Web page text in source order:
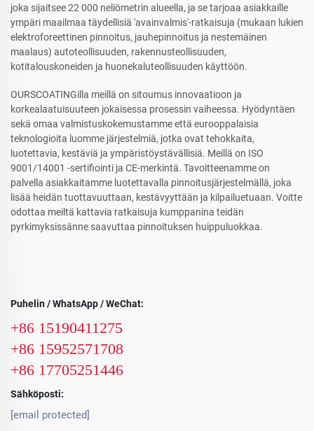
joka sijaitsee 22 000 neliömetrin alueella, ja se tarjoaa asiakkaille
ympäri maailmaa täydellisiä 'avainvalmis'-ratkaisuja (mukaan lukien
elektroforeettinen pinnoitus, jauhepinnoitus ja nestemäinen
maalaus) autoteollisuuden, rakennusteollisuuden,
kotitalouskoneiden ja huonekaluteollisuuden käyttöön.
OURSCOATINGilla meillä on sitoumus innovaatioon ja
korkealaatuisuuteen jokaisessa prosessin vaiheessa. Hyödyntäen
sekä omaa valmistuskokemustamme että eurooppalaisia
teknologioita luomme järjestelmiä, jotka ovat tehokkaita,
luotettavia, kestäviä ja ympäristöystävällisiä. Meillä on ISO
9001/14001 -sertifiointi ja CE-merkintä. Tavoitteenamme on
palvella asiakkaitamme luotettavalla pinnoitusjärjestelmällä, joka
lisää heidän tuottavuuttaan, kestävyyttään ja kilpailuetuaan. Voitte
odottaa meiltä kattavia ratkaisuja kumppanina teidän
pyrkimyksissänne saavuttaa pinnoituksen huippuluokkaa.
Puhelin / WhatsApp / WeChat:
+86 15190411275
+86 15952571708
+86 17705251446
Sähköposti:
[email protected]